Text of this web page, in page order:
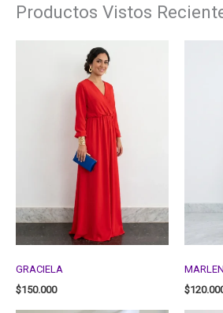
Productos Vistos
GRACIELA
$150.000
$